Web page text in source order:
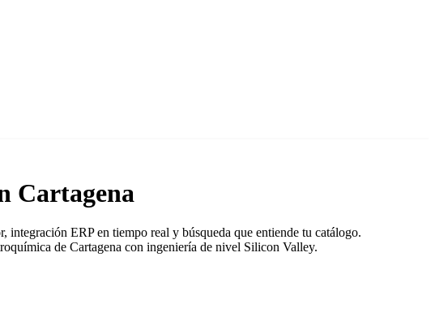
Cartagena
ERP en tiempo real y búsqueda que entiende tu catálogo.
de Cartagena con ingeniería de nivel Silicon Valley.